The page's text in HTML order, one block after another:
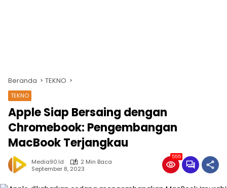
Beranda TEKNO
TEKNO
Apple Siap Bersaing dengan
Chromebook: Pengembangan
MacBook Terjangkau
Media90.id
2 Min Baca
September 8, 2023
555